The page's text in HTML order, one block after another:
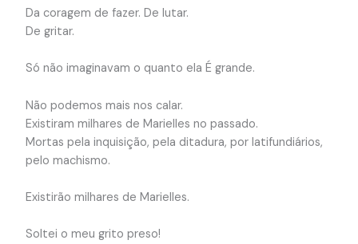
Da coragem de fazer. De lutar.
De gritar.
Só não imaginavam o quanto ela É grande.
Não podemos mais nos calar.
Existiram milhares de Marielles no passado.
Mortas pela inquisição, pela ditadura, por latifundiários,
pelo machismo.
Existirão milhares de Marielles.
Soltei o meu grito preso!